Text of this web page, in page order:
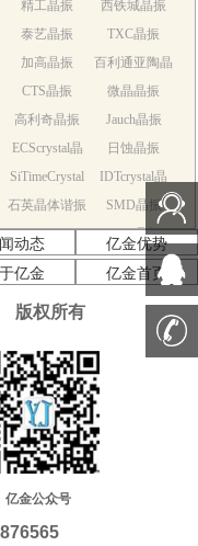
精工晶振
西铁城晶振
泰艺晶振
TXC晶振
加高晶振
百利通亚陶晶
振
CTS晶振
微晶晶振
高利奇晶振
Jauch晶振
ECScrystal晶
振
日蚀晶振
SiTimeCrystal
晶振
IDTcrystal晶
振
石英晶体谐振
器
SMD晶振
EPSON Quart
z crystal
AEK晶振
Crystek晶振
Euroquartz晶
MtronPTI晶振
QANTEK晶
SUNTSU晶振
Transko晶振
MERCURY晶
振
ACT晶振
Oscilent晶振
PDI晶振
Microchip晶
动态
亿金优势
亿金 亿金首页
版权所有
亿金公众号